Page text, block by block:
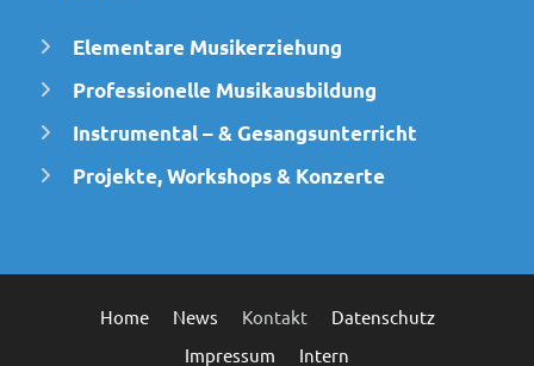
Elementare Musikerziehung
Professionelle Musikausbildung
Instrumental – & Gesangsunterricht
Projekte, Workshops & Konzerte
Home News Kontakt
Datenschutz
Impressum
Intern